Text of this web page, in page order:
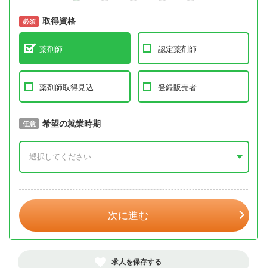
必須 取得資格
薬剤師 認定薬剤師
薬剤師取得見込 登録販売者
必須 取得予定年
任意 希望の就業時期
次に進む
求人を保存する